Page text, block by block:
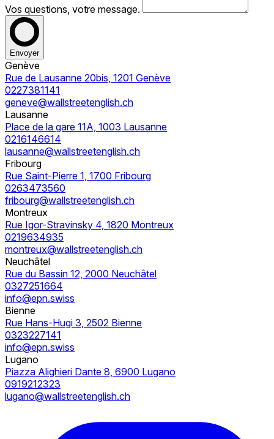
Vos questions, votre message.
Envoyer
Genève
Rue de Lausanne 20bis, 1201 Genève
0227381141
geneve@wallstreetenglish.ch
Lausanne
Place de la gare 11A, 1003 Lausanne
0216146614
lausanne@wallstreetenglish.ch
Fribourg
Rue Saint-Pierre 1, 1700 Fribourg
0263473560
fribourg@wallstreetenglish.ch
Montreux
Rue Igor-Stravinsky 4, 1820 Montreux
0219634935
montreux@wallstreetenglish.ch
Neuchâtel
Rue du Bassin 12, 2000 Neuchâtel
0327251664
info@epn.swiss
Bienne
Rue Hans-Hugi 3, 2502 Bienne
0323227141
info@epn.swiss
Lugano
Piazza Alighieri Dante 8, 6900 Lugano
0919212323
lugano@wallstreetenglish.ch